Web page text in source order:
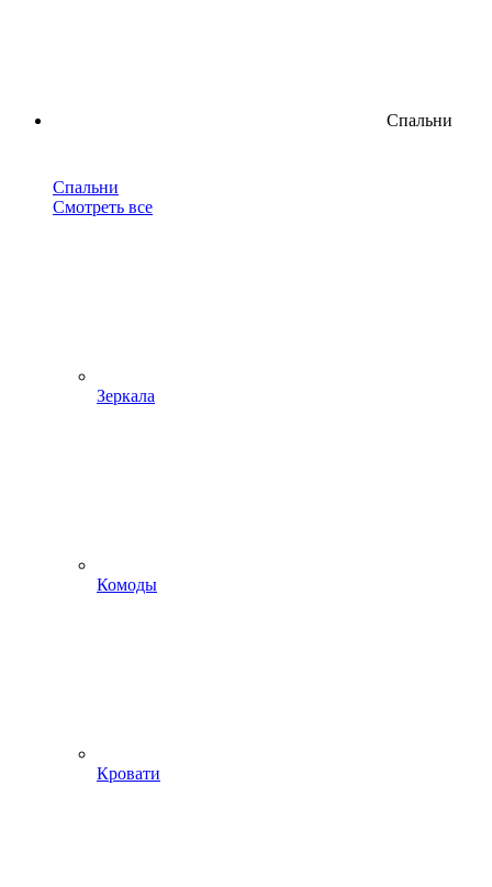
Спальни
Спальни
Смотреть все
Зеркала
Комоды
Кровати